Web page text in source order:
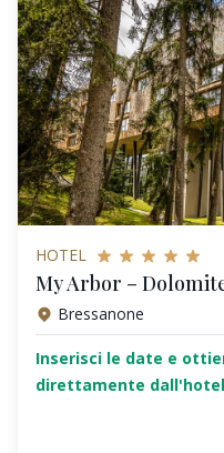
HOTEL
My Arbor –
Bressanone
Inserisci le date e
direttamente dall'hotel